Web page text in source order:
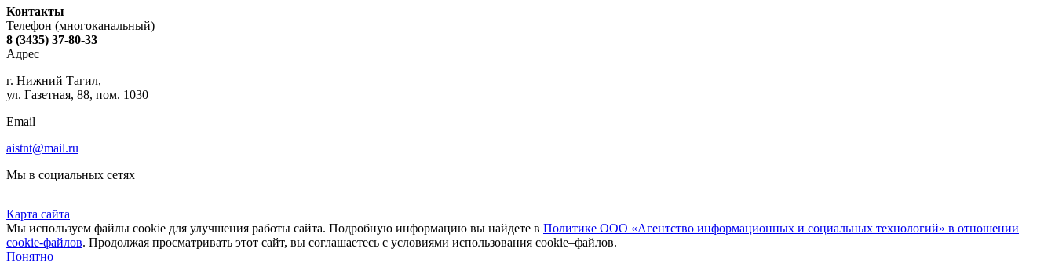
Контакты
Телефон (многоканальный)
8 (3435) 37-80-33
Адрес
г. Нижний Тагил,
ул. Газетная, 88, пом. 1030
Email
aistnt@mail.ru
Мы в социальных сетях
Карта сайта
Мы используем файлы cookie для улучшения работы сайта. Подробную информацию вы найдете в Политике ООО «Агентство информационных и социальных технологий» в отношении
cookie-файлов. Продолжая просматривать этот сайт, вы соглашаетесь с условиями использования cookie–файлов.
Понятно